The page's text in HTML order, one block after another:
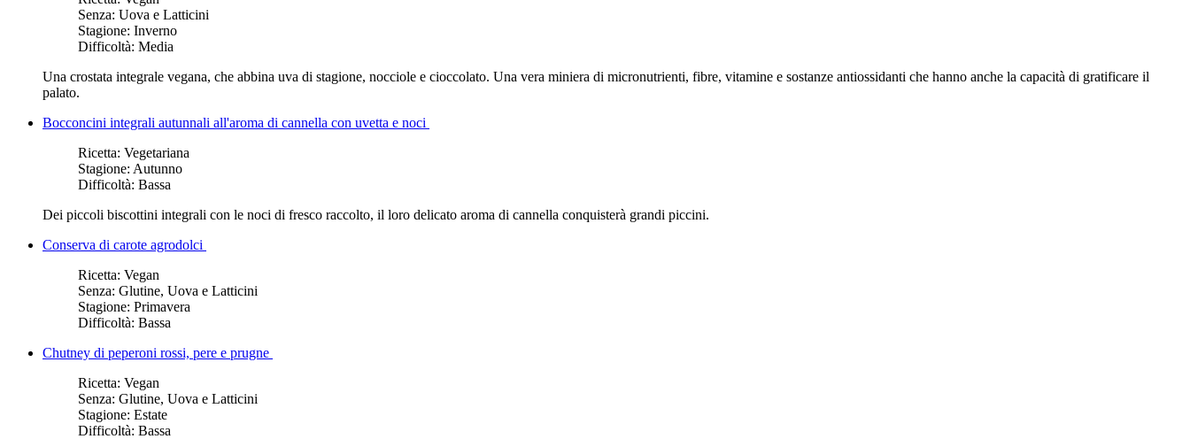
Senza: Uova e Latticini
Stagione: Inverno
Difficoltà: Media
Una crostata integrale vegana, che abbina uva di stagione, nocciole e cioccolato. Una vera miniera di micronutrienti, fibre, vitamine e sostanze antiossidanti che hanno anche la capacità di gratificare il
palato.
Bocconcini integrali autunnali all'aroma di cannella con uvetta e noci
Ricetta: Vegetariana
Stagione: Autunno
Difficoltà: Bassa
Dei piccoli biscottini integrali con le noci di fresco raccolto, il loro delicato aroma di cannella conquisterà grandi piccini.
Conserva di carote agrodolci
Ricetta: Vegan
Senza: Glutine, Uova e Latticini
Stagione: Primavera
Difficoltà: Bassa
Chutney di peperoni rossi, pere e prugne
Ricetta: Vegan
Senza: Glutine, Uova e Latticini
Stagione: Estate
Difficoltà: Bassa